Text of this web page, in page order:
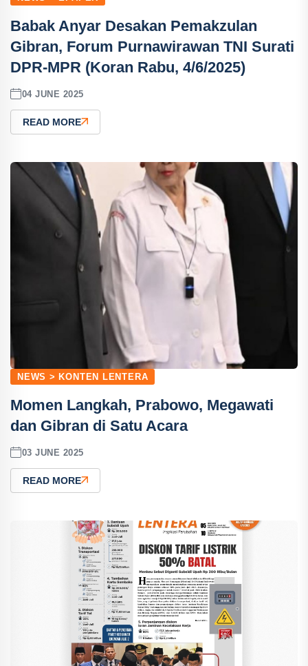
Babak Anyar Desakan Pemakzulan
Gibran, Forum Purnawirawan TNI Surati
DPR-MPR (Koran Rabu, 4/6/2025)
04 JUNE 2025
READ MORE
NEWS > KONTEN LENTERA
Momen Langkah, Prabowo, Megawati
dan Gibran di Satu Acara
03 JUNE 2025
READ MORE